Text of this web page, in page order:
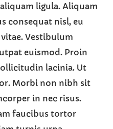
ligula. Aliquam
consequat nisl, eu
Vestibulum
euismod. Proin
lacinia. Ut
Morbi non nibh sit
in nec risus.
faucibus tortor